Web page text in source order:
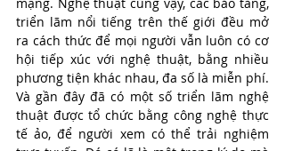
triển lãm nổi tiếng trên thế giới đều mở
ra cách thức để mọi người vẫn luôn có cơ
hội tiếp xúc với nghệ thuật, bằng nhiều
phương tiện khác nhau, đa số là miễn phí.
Và gần đây đã có một số triển lãm nghệ
thuật được tổ chức bằng công nghệ thực
tế ảo, để người xem có thể trải nghiệm